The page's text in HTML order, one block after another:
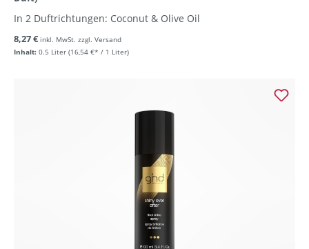
In 2 Duftrichtungen: Coconut & Olive Oil
Inhalt: 0.5 Liter (16,54 €* / 1 Liter)
8,27 € inkl. MwSt. zzgl. Versand